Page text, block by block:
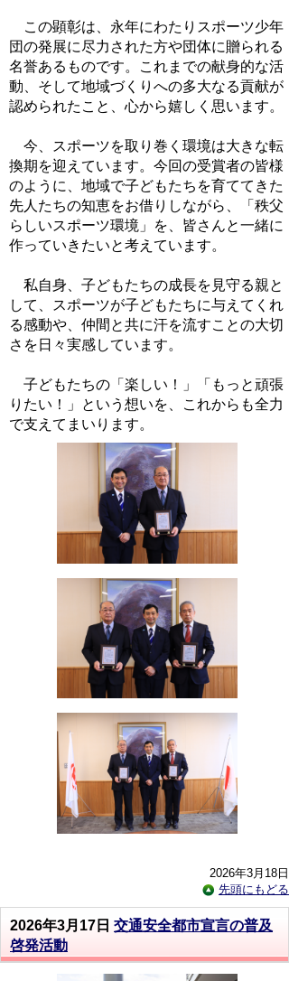
この顕彰は、永年にわたりスポーツ少年
団の発展に尽力された方や団体に贈られる
名誉あるものです。これまでの献身的な活
動、そして地域づくりへの多大なる貢献が
認められたこと、心から嬉しく思います。
今、スポーツを取り巻く環境は大きな転
換期を迎えています。今回の受賞者の皆様
のように、地域で子どもたちを育ててきた
先人たちの知恵をお借りしながら、「秩父
らしいスポーツ環境」を、皆さんと一緒に
作っていきたいと考えています。
私自身、子どもたちの成長を見守る親と
して、スポーツが子どもたちに与えてくれ
る感動や、仲間と共に汗を流すことの大切
さを日々実感しています。
子どもたちの「楽しい！」「もっと頑張
りたい！」という想いを、これからも全力
で支えてまいります。
2026年3月18日
先頭にもどる
2026年3月17日 交通安全都市宣言の普及
啓発活動